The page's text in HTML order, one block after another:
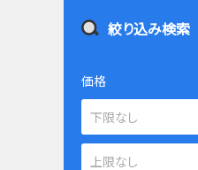
絞り込み検索
価格